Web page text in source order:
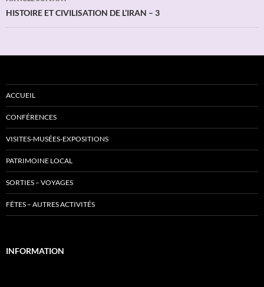
HISTOIRE ET CIVILISATION DE L’IRAN – 3
ACCUEIL
CONFÉRENCES
VISITES-MUSÉES-EXPOSITIONS
PATRIMOINE LOCAL
SORTIES – VOYAGES
FÊTES – AUTRES ACTIVITÉS
INFORMATION